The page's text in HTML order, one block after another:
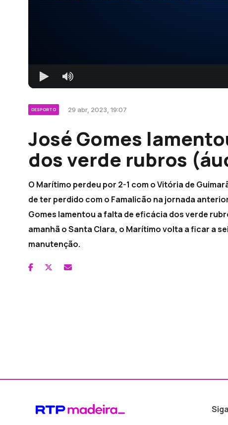
DESPORTO 29 abr, 2023, 19:07
José Gomes
dos verde rubros
O Marítimo perdeu por 2-1 com o Vitória de
de ter perdido com o Famalicão na jornada
Gomes lamentou a falta de eficácia dos verde
amanhã o Santa Clara, o Marítimo volta a ficar a
manutenção.